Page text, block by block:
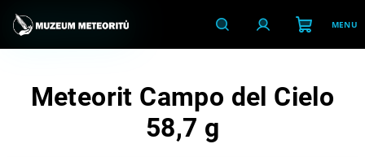
obsah
HledatPřihlášeníNákupní
košík
Meteorit Campo del Cielo
58,7 g